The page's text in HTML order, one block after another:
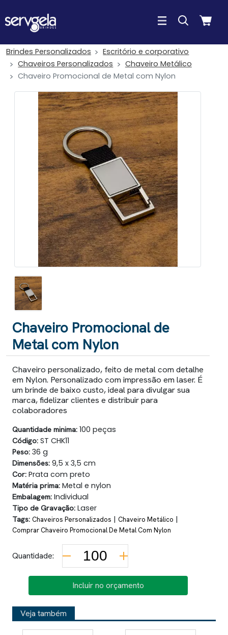
Brindes Personalizados
Escritório e corporativo
Chaveiros Personalizados
Chaveiro Metálico
Chaveiro Promocional de Metal com Nylon
Chaveiro Promocional de
Metal com Nylon
Chaveiro personalizado, feito de metal com detalhe
em Nylon. Personalizado com impressão em laser. É
um brinde de baixo custo, ideal para divulgar sua
marca, fidelizar clientes e distribuir para
colaboradores
Quantidade minima: 100 peças
Código: ST CHK11
Peso: 36 g
Dimensões: 9,5 x 3,5 cm
Cor: Prata com preto
Matéria prima: Metal e nylon
Embalagem: Individual
Tipo de Gravação: Laser
Tags: Chaveiros Personalizados | Chaveiro Metálico |
Comprar Chaveiro Promocional De Metal Com Nylon
Quantidade:
Incluir no orçamento
Veja também